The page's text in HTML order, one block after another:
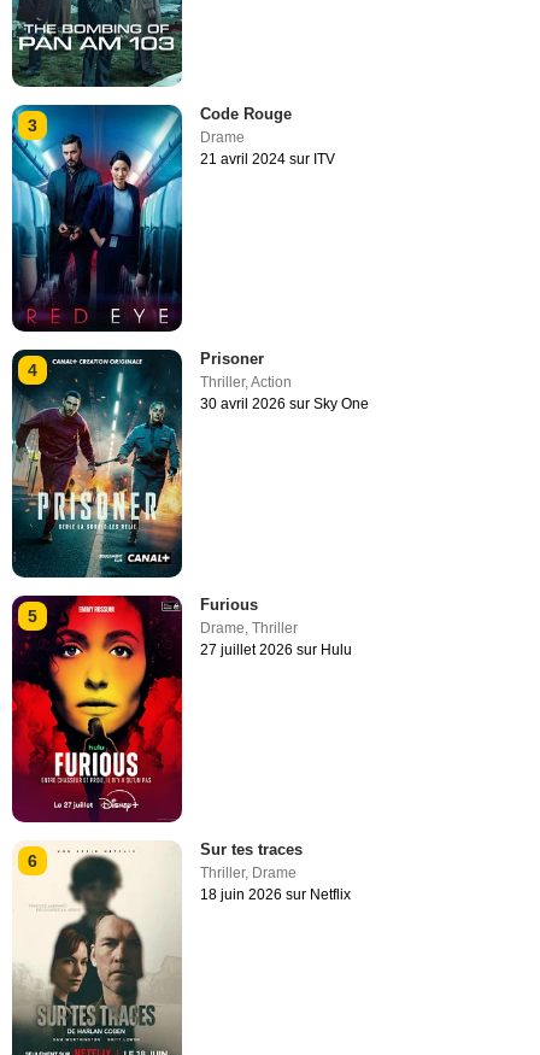
3
Code Rouge
Drame
21 avril 2024 sur ITV
4
Prisoner
Thriller,Action
30 avril 2026 sur Sky One
5
Furious
Drame ,Thriller
27 juillet 2026 sur Hulu
6
Sur tes traces
Thriller, Drame
18 juin 2026 sur Netflix